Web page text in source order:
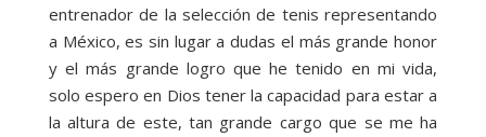
entrenador de la selección de tenis representando
a México, es sin lugar a dudas el más grande honor
y el más grande logro que he tenido en mi vida,
solo espero en Dios tener la capacidad para estar a
la altura de este, tan grande cargo que se me ha